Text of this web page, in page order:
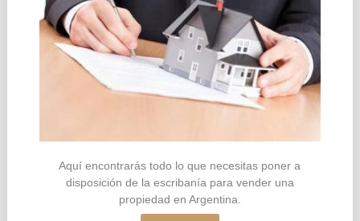
Aquí encontrarás todo lo que necesitas poner a
disposición de la escribanía para vender una
propiedad en Argentina.